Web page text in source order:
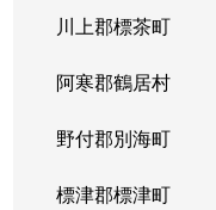
川上郡標茶町
阿寒郡鶴居村
野付郡別海町
標津郡標津町